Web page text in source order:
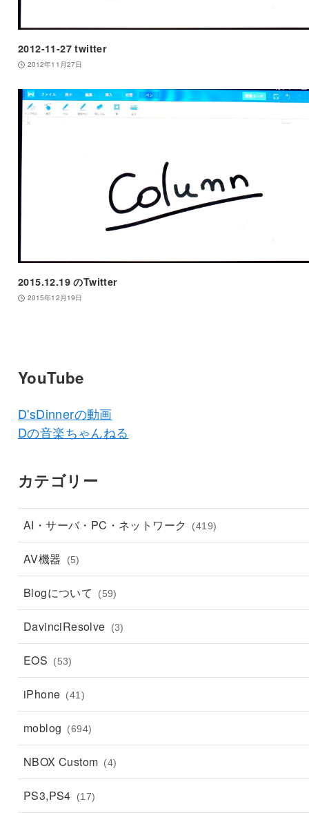
2012-11-27 twitter
2012年11月27日
2015.12.19 のTwitter
2015年12月19日
YouTube
D'sDinnerの動画
Dの音楽ちゃんねる
カテゴリー
AI・サーバ・PC・ネットワーク (419)
AV機器 (5)
Blogについて (59)
DavinciResolve (3)
EOS (53)
iPhone (41)
moblog (694)
NBOX Custom (4)
PS3,PS4 (17)